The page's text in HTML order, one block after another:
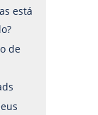
está
de